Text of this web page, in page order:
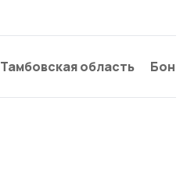
Тамбовская область